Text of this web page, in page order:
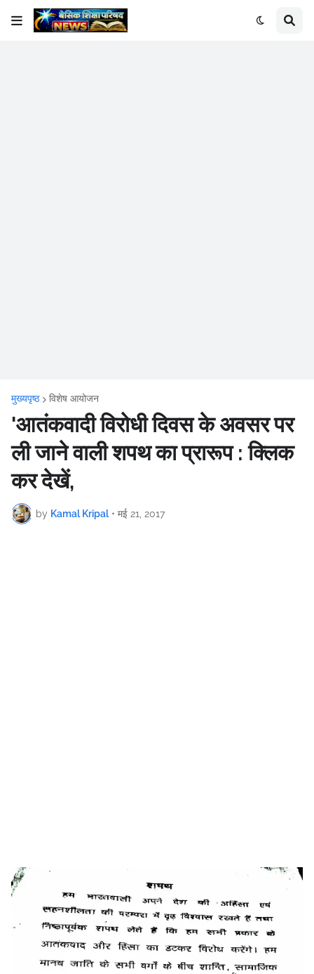
मुख्यपृष्ठ विशेष आयोजन
'आतंकवादी विरोधी दिवस के अवसर पर
ली जाने वाली शपथ का प्रारूप : क्लिक
कर देखें,
by Kamal Kripal • मई 21, 2017